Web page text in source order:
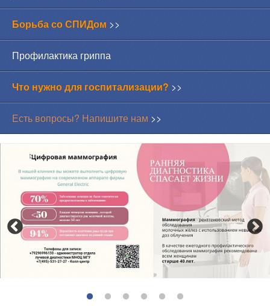
Борьба со СПИДом >>
Профилактика гриппа
Что нужно для госпитализации? >>
Есть вопросы? Напишите нам >>